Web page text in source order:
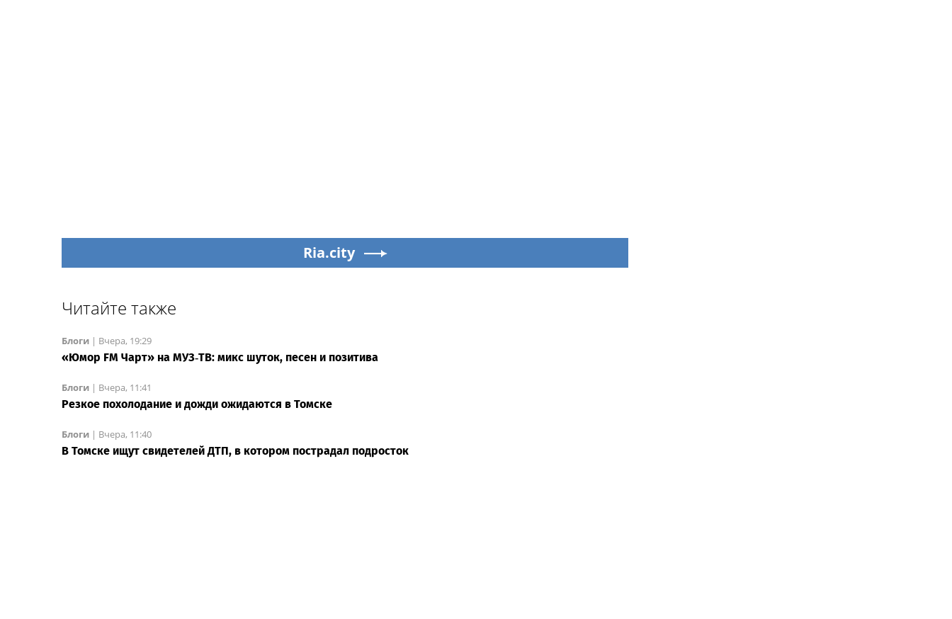
Ria.city
Читайте также
Блоги | Вчера, 19:29
«Юмор FM Чарт» на МУЗ‑ТВ: микс шуток, песен и позитива
Блоги | Вчера, 11:41
Резкое похолодание и дожди ожидаются в Томске
Блоги | Вчера, 11:40
В Томске ищут свидетелей ДТП, в котором пострадал подросток